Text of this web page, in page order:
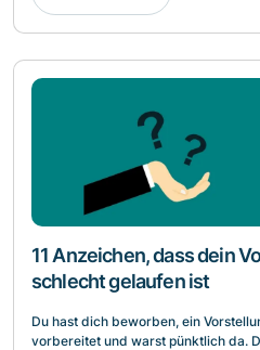
11 Anzeichen, dass dein
schlecht gelaufen ist
Du hast dich beworben, ein
vorbereitet und warst pünktlich da.